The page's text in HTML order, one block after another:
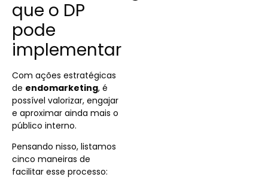
que o DP
pode
implementar
Com ações estratégicas
de endomarketing, é
possível valorizar, engajar
e aproximar ainda mais o
público interno.
Pensando nisso, listamos
cinco maneiras de
facilitar esse processo: